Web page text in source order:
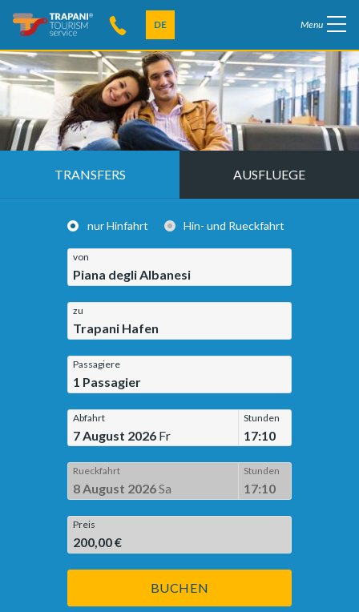
DE Menu
TRANSFERS AUSFLUEGE
nur Hinfahrt Hin- und Rueckfahrt
von
Piana degli Albanesi
zu
Trapani Hafen
Passagiere
1 Passagier
Abfahrt
7 August 2026 Fr
Stunden
17:10
Rueckfahrt
8 August 2026Sa
Stunden
17:10
Preis
200,00 €
BUCHEN